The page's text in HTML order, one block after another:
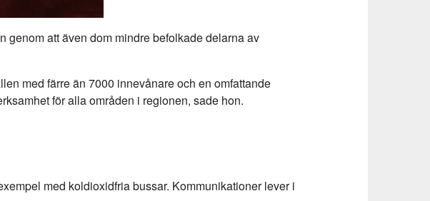
att även dom mindre befolkade delarna av
med färre än 7000 innevånare och en omfattande
för alla områden i regionen, sade hon.
med koldioxidfria bussar. Kommunikationer lever i